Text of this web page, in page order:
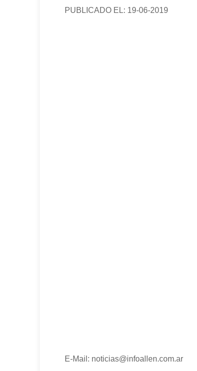
PUBLICADO EL: 19-06-2019
E-Mail: noticias@infoallen.com.ar